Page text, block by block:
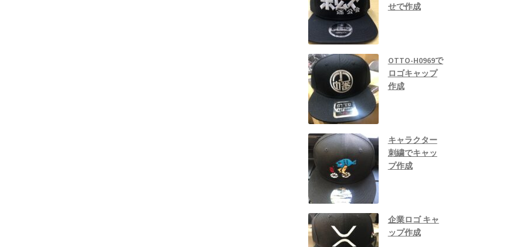
せで作成
OTTO-H0969で
ロゴキャップ
作成
キャラクター
刺繍でキャッ
プ作成
企業ロゴ キャ
ップ作成